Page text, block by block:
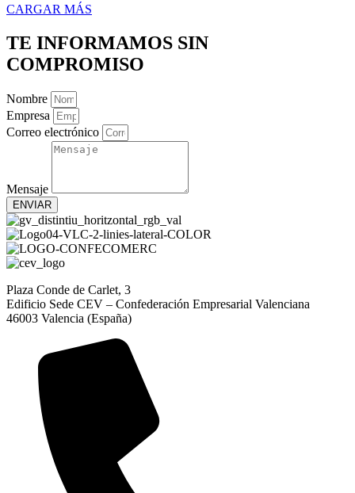
CARGAR MÁS
TE INFORMAMOS SIN
COMPROMISO
Nombre
Empresa
Correo electrónico
Mensaje
ENVIAR
Plaza Conde de Carlet, 3
Edificio Sede CEV – Confederación Empresarial Valenciana
46003 Valencia (España)